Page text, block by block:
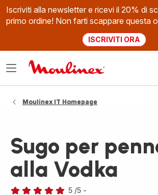
Iscriviti alla newsletter e ricevi il 20% di
primo ordine! Non farti scappare questa
ISCRIVITI ORA
Apri
Moulinex IT Homepage
Sugo per
alla Vodka
5 /5 -